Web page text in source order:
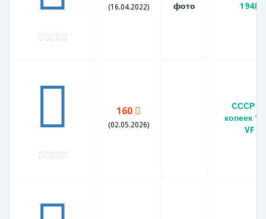
(16.04.2022)
фото
1948
160
(02.05.2026)
СССР 20
копеек
VF